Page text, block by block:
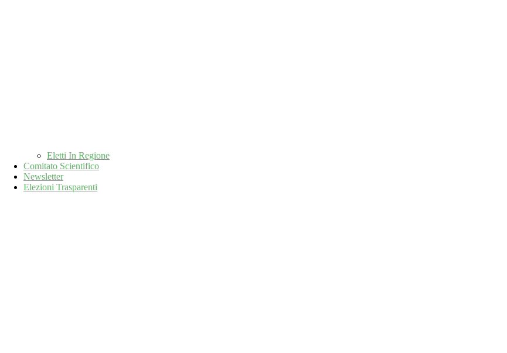
Eletti In Regione
Comitato Scientifico
Newsletter
Elezioni Trasparenti